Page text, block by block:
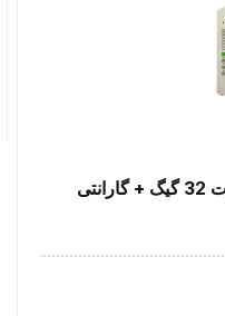
فلش تروبایت مدل Trust ظرفیت 32 گیگ + گارانتی